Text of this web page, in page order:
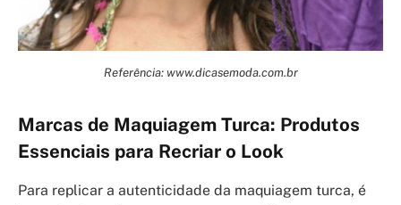
Referência: www.dicasemoda.com.br
Marcas de Maquiagem Turca: Produtos
Essenciais para Recriar o Look
Para replicar a autenticidade da maquiagem turca, é